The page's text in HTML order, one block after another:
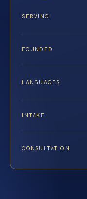
SERVING
FOUNDED
LANGUAGES
INTAKE
CONSULTATION